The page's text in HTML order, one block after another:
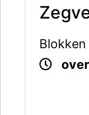
Blokken